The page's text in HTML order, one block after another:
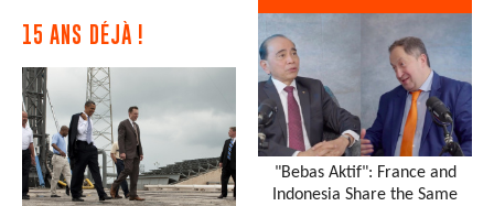
15 ANS DÉJÀ !
"Bebas Aktif": France and
Indonesia Share the Same